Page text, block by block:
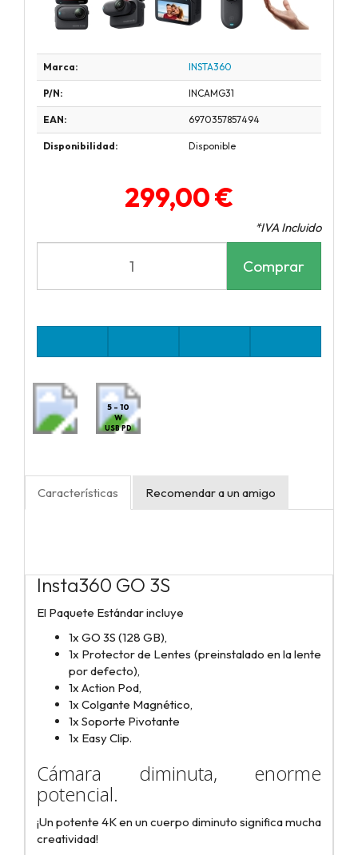
Marca: INSTA360
P/N: INCAMG31
EAN: 6970357857494
Disponibilidad: Disponible
299,00 €
*IVA Incluido
Comprar
5 - 10
W
USB PD
Características Recomendar a un amigo
Insta360 GO 3S
El Paquete Estándar incluye
1x GO 3S (128 GB),
1x Protector de Lentes (preinstalado en la lente
por defecto),
1x Action Pod,
1x Colgante Magnético,
1x Soporte Pivotante
1x Easy Clip.
Cámara diminuta, enorme
potencial.
¡Un potente 4K en un cuerpo diminuto significa mucha
creatividad!